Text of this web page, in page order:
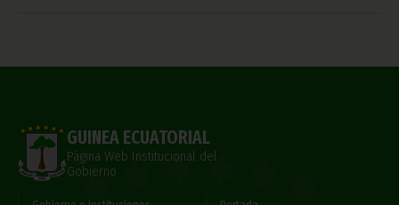
GUINEA ECUATORIAL
Página Web Institucional del
Gobierno